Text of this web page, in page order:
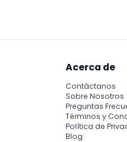
Acerca de
Contáctanos
Sobre Nosotros
Preguntas
Términos y
Política de
Blog